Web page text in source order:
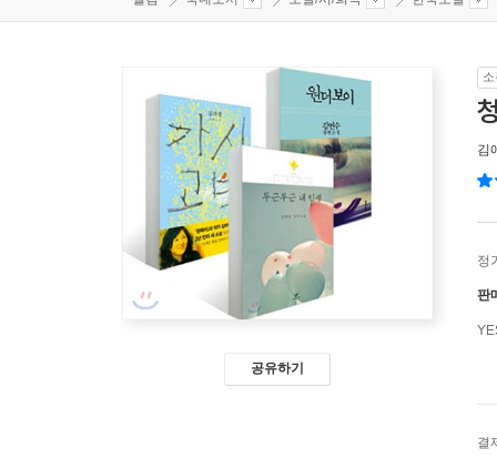
공유하기
김
정
판
결